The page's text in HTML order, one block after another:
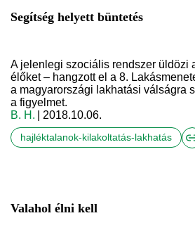
Segítség helyett büntetés
A jelenlegi szociális rendszer üldözi
élőket – hangzott el a 8.
a magyarországi lakhatási válságra
a figyelmet.
B. H.
| 2018.10.06.
hajléktalanok-kilakoltatás-lakhatás
Valahol élni kell